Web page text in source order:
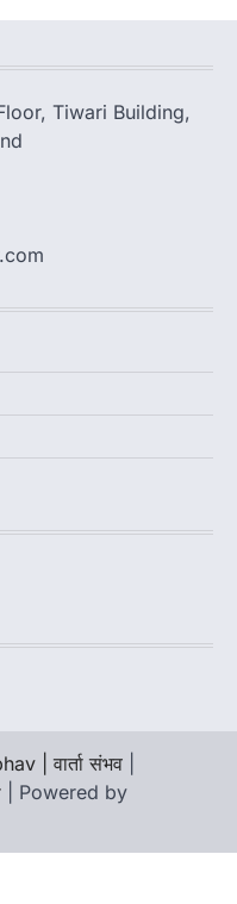
Tiwari Building,
| वार्ता संभव
| Powered by